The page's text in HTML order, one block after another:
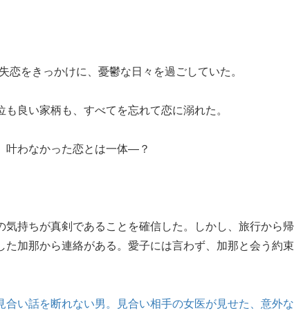
恋をきっかけに、憂鬱な日々を過ごしていた。
良い家柄も、すべてを忘れて恋に溺れた。
叶わなかった恋とは一体―？
持ちが真剣であることを確信した。しかし、旅行から帰
加那から連絡がある。愛子には言わず、加那と会う約束
合い話を断れない男。見合い相手の女医が見せた、意外な